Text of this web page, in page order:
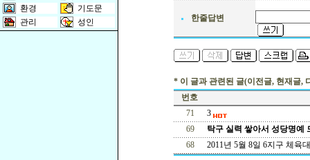
환경
기도문
관리
성인 한줄답변
* 이 글과 관련된 글(이전글, 현재글,
번호
71
3
69
탁구 실력 쌓아서 성당명예
68
2011년 5월 8일 6지구 체육